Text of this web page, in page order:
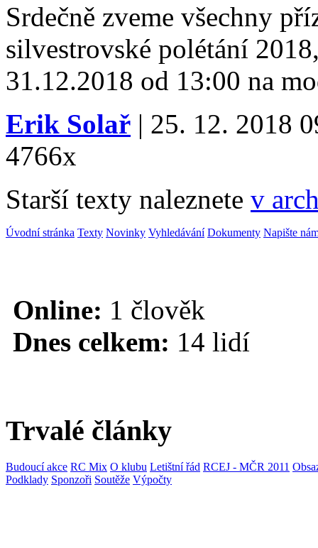
Srdečně zveme všechny
silvestrovské polétání
31.12.2018 od 13:00 na
Erik Solař | 25. 12. 2018
4766x
Starší texty naleznete v
Úvodní stránka Texty Novinky Vyhledávání Dokumenty Napište
Online: 1 člověk
Dnes celkem: 14 lidí
Trvalé články
Budoucí akce RC Mix O klubu Letištní řád RCEJ - MČR 2011
Podklady Sponzoři Soutěže Výpočty